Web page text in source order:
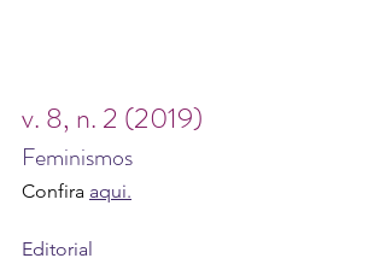
v. 8, n. 2 (2019)
Feminismos
Confira aqui.
Editorial